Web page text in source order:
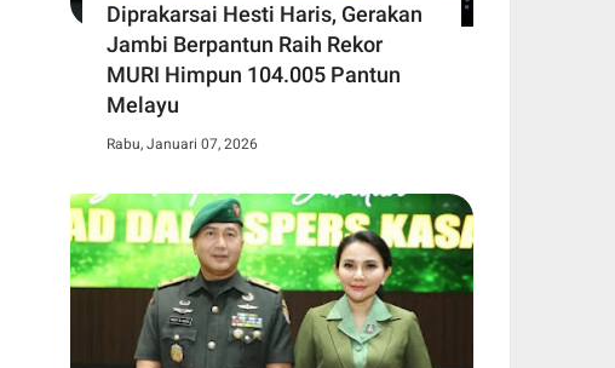
Diprakarsai Hesti Haris, Gerakan
Jambi Berpantun Raih Rekor
MURI Himpun 104.005 Pantun
Melayu
Rabu, Januari 07, 2026